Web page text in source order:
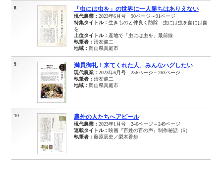
8 「虫には虫を」の世界に一人勝ちはありえない
現代農業： 2023年6月号 90ページ～91ページ
特集タイトル： 生きものと仲良く防除 虫には虫を菌には菌
を
上位タイトル： 産地で「虫には虫を」最前線
執筆者： 清友健二
地域： 岡山県真庭市
9 満員御礼！来てくれた人、みんなハグしたい
現代農業： 2023年6月号 256ページ～263ページ
執筆者： 清友健二
地域： 岡山県真庭市
10 農外の人たちへアピール
現代農業： 2023年1月号 246ページ～249ページ
連載タイトル： 映画『百姓の百の声』制作秘話（5）
執筆者： 藤原辰史／梨木香歩